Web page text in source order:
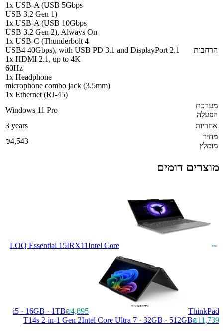
הרחבות
1x USB-A (USB 5Gbps
USB 3.2 Gen 1)
1x USB-A (USB 10Gbps
USB 3.2 Gen 2), Always On
1x USB-C (Thunderbolt 4
USB4 40Gbps), with USB PD 3.1 and DisplayPort 2.1
1x HDMI 2.1, up to 4K
60Hz
1x Headphone
microphone combo jack (3.5mm)
1x Ethernet (RJ-45)
מערכת
הפעלה
Windows 11 Pro
אחריות
3 years
מחיר
מומלץ
₪4,543
מוצרים דומים
LOQ Essential 15IRX11Intel Core
i5 · 16GB · 1TB₪4,895
ThinkPad
T14s 2-in-1 Gen 2Intel Core Ultra 7 · 32GB · 512GB₪11,739